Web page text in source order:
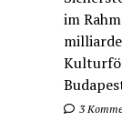
im
3